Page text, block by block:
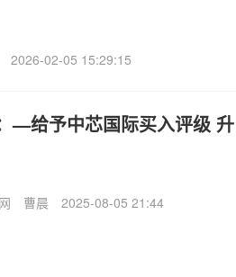
2026-02-05 15:29:15
—给予中芯国际买入评级
曹晨 2025-08-05 21:44